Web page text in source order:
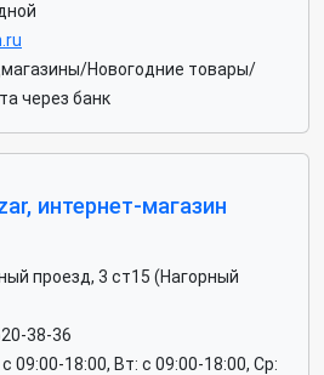
Новогодние товары/
через банк
интернет-магазин
проезд, 3 ст15 (Нагорный
38-36
c 09:00-18:00, Вт: c 09:00-18:00, Ср: